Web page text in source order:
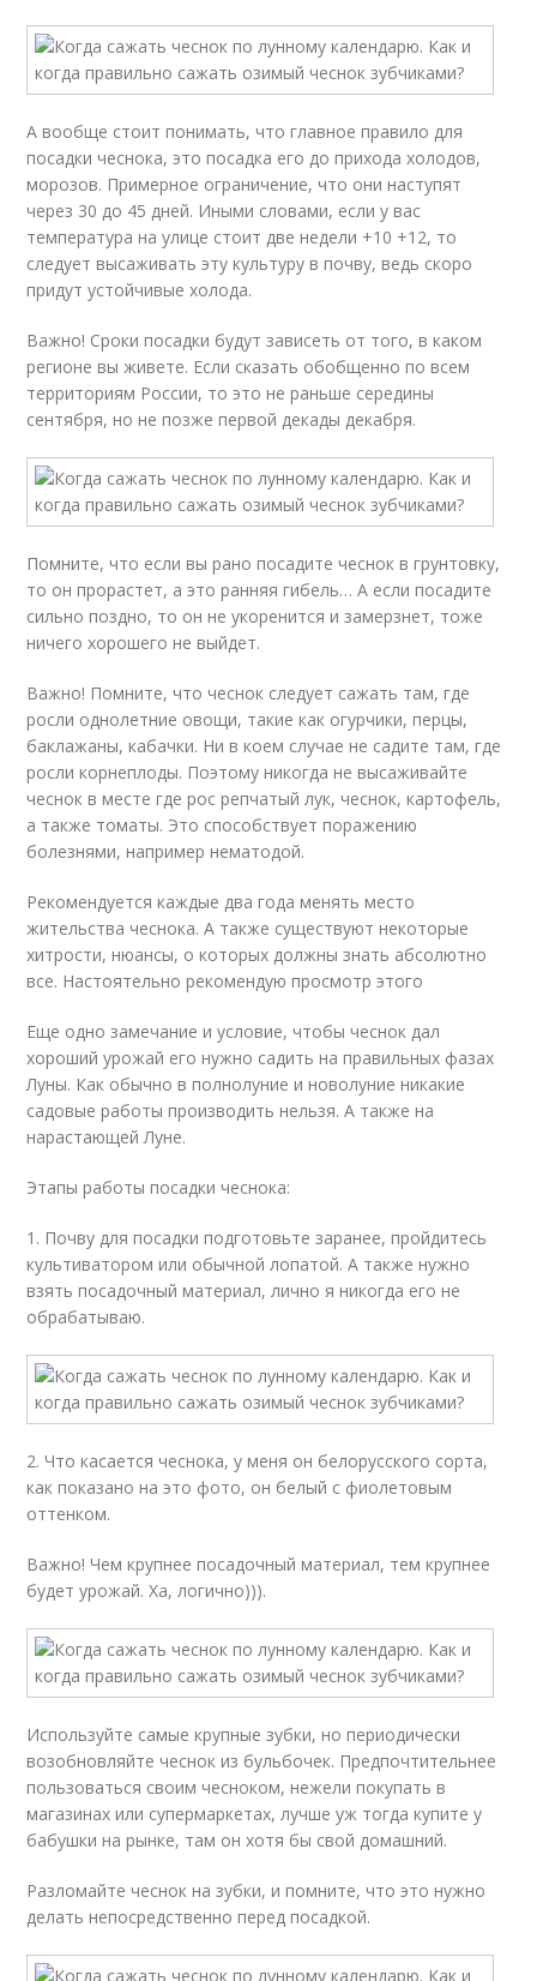
А вообще стоит понимать, что главное правило для
посадки чеснока, это посадка его до прихода холодов,
морозов. Примерное ограничение, что они наступят
через 30 до 45 дней. Иными словами, если у вас
температура на улице стоит две недели +10 +12, то
следует высаживать эту культуру в почву, ведь скоро
придут устойчивые холода.
Важно! Сроки посадки будут зависеть от того, в каком
регионе вы живете. Если сказать обобщенно по всем
территориям России, то это не раньше середины
сентября, но не позже первой декады декабря.
Помните, что если вы рано посадите чеснок в грунтовку,
то он прорастет, а это ранняя гибель… А если посадите
сильно поздно, то он не укоренится и замерзнет, тоже
ничего хорошего не выйдет.
Важно! Помните, что чеснок следует сажать там, где
росли однолетние овощи, такие как огурчики, перцы,
баклажаны, кабачки. Ни в коем случае не садите там, где
росли корнеплоды. Поэтому никогда не высаживайте
чеснок в месте где рос репчатый лук, чеснок, картофель,
а также томаты. Это способствует поражению
болезнями, например нематодой.
Рекомендуется каждые два года менять место
жительства чеснока. А также существуют некоторые
хитрости, нюансы, о которых должны знать абсолютно
все. Настоятельно рекомендую просмотр этого
Еще одно замечание и условие, чтобы чеснок дал
хороший урожай его нужно садить на правильных фазах
Луны. Как обычно в полнолуние и новолуние никакие
садовые работы производить нельзя. А также на
нарастающей Луне.
Этапы работы посадки чеснока:
1. Почву для посадки подготовьте заранее, пройдитесь
культиватором или обычной лопатой. А также нужно
взять посадочный материал, лично я никогда его не
обрабатываю.
2. Что касается чеснока, у меня он белорусского сорта,
как показано на это фото, он белый с фиолетовым
оттенком.
Важно! Чем крупнее посадочный материал, тем крупнее
будет урожай. Ха, логично))).
Используйте самые крупные зубки, но периодически
возобновляйте чеснок из бульбочек. Предпочтительнее
пользоваться своим чесноком, нежели покупать в
магазинах или супермаркетах, лучше уж тогда купите у
бабушки на рынке, там он хотя бы свой домашний.
Разломайте чеснок на зубки, и помните, что это нужно
делать непосредственно перед посадкой.